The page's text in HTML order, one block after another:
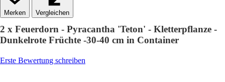
Vergleichen
2 x Feuerdorn - Pyracantha 'Teton' - Kletterpflanze -
Dunkelrote Früchte -30-40 cm in Container
Erste Bewertung schreiben